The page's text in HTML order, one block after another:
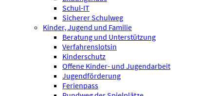
Schul-IT
Sicherer Schulweg
Kinder, Jugend und Familie
Beratung und Unterstützung
Verfahrenslotsin
Kinderschutz
Offene Kinder- und Jugendarbeit
Jugendförderung
Ferienpass